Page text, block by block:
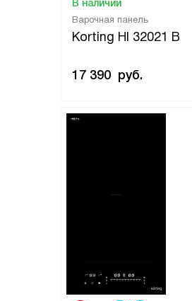
Варочная панель
Korting HI 32021 B
В наличии
17 390 руб.